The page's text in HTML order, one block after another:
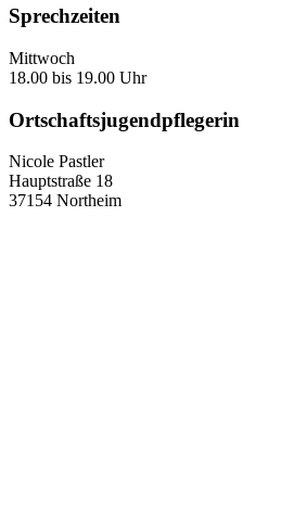
Sprechzeiten
Mittwoch
18.00 bis 19.00 Uhr
Ortschaftsjugendpflegerin
Nicole Pastler
Hauptstraße 18
37154 Northeim